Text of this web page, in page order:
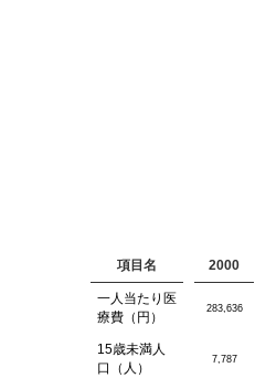
項目名 2000
一人当たり医
療費（円）
283,636
15歳未満人
口（人）
7,787